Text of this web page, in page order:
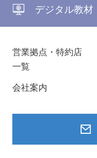
デジタル教材
営業拠点・特約店
一覧
会社案内